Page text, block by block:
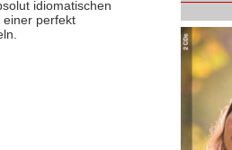
idiomatischen
einer perfekt